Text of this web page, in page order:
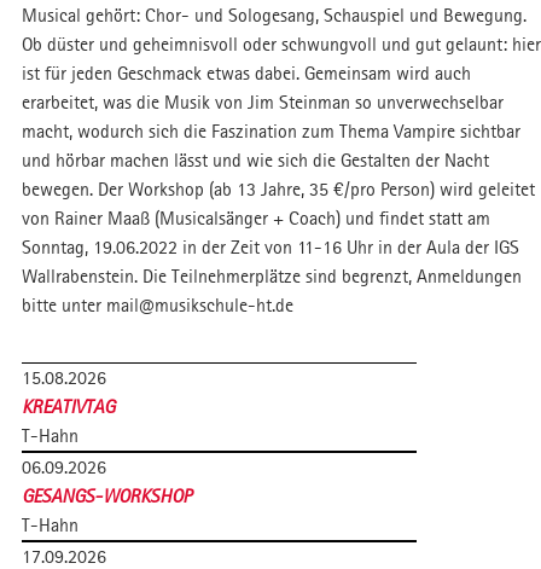
Musical gehört: Chor- und Sologesang, Schauspiel und Bewegung.
Ob düster und geheimnisvoll oder schwungvoll und gut gelaunt: hier
ist für jeden Geschmack etwas dabei. Gemeinsam wird auch
erarbeitet, was die Musik von Jim Steinman so unverwechselbar
macht, wodurch sich die Faszination zum Thema Vampire sichtbar
und hörbar machen lässt und wie sich die Gestalten der Nacht
bewegen. Der Workshop (ab 13 Jahre, 35 €/pro Person) wird geleitet
von Rainer Maaß (Musicalsänger + Coach) und findet statt am
Sonntag, 19.06.2022 in der Zeit von 11-16 Uhr in der Aula der IGS
Wallrabenstein. Die Teilnehmerplätze sind begrenzt, Anmeldungen
bitte unter mail@musikschule-ht.de
15.08.2026
KREATIVTAG
T-Hahn
06.09.2026
GESANGS-WORKSHOP
T-Hahn
17.09.2026